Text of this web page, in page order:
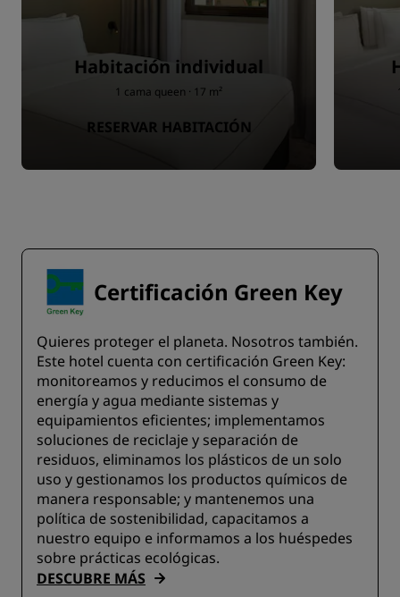
Habitación individual
1 cama queen · 17 m²
RESERVAR HABITACIÓN
Certificación Green Key
Quieres proteger el planeta. Nosotros también.
Este hotel cuenta con certificación Green Key:
monitoreamos y reducimos el consumo de
energía y agua mediante sistemas y
equipamientos eficientes; implementamos
soluciones de reciclaje y separación de
residuos, eliminamos los plásticos de un solo
uso y gestionamos los productos químicos de
manera responsable; y mantenemos una
política de sostenibilidad, capacitamos a
nuestro equipo e informamos a los huéspedes
sobre prácticas ecológicas.
DESCUBRE MÁS